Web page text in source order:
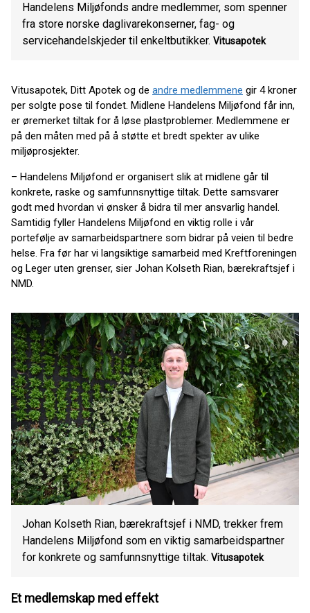
Handelens Miljøfonds andre medlemmer, som spenner
fra store norske daglivarekonserner, fag- og
servicehandelskjeder til enkeltbutikker. Vitusapotek
Vitusapotek, Ditt Apotek og de andre medlemmene gir 4 kroner
per solgte pose til fondet. Midlene Handelens Miljøfond får inn,
er øremerket tiltak for å løse plastproblemer. Medlemmene er
på den måten med på å støtte et bredt spekter av ulike
miljøprosjekter.
– Handelens Miljøfond er organisert slik at midlene går til
konkrete, raske og samfunnsnyttige tiltak. Dette samsvarer
godt med hvordan vi ønsker å bidra til mer ansvarlig handel.
Samtidig fyller Handelens Miljøfond en viktig rolle i vår
portefølje av samarbeidspartnere som bidrar på veien til bedre
helse. Fra før har vi langsiktige samarbeid med Kreftforeningen
og Leger uten grenser, sier Johan Kolseth Rian, bærekraftsjef i
NMD.
Johan Kolseth Rian, bærekraftsjef i NMD, trekker frem
Handelens Miljøfond som en viktig samarbeidspartner
for konkrete og samfunnsnyttige tiltak. Vitusapotek
Et medlemskap med effekt